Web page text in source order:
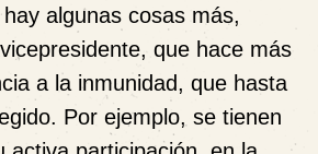
algunas cosas más,
que hace más
a la inmunidad, que hasta
Por ejemplo, se tienen